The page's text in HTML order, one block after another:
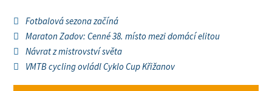
Fotbalová sezona začíná
Maraton Zadov: Cenné 38. místo mezi domácí elitou
Návrat z mistrovství světa
VMTB cycling ovládl Cyklo Cup Křižanov